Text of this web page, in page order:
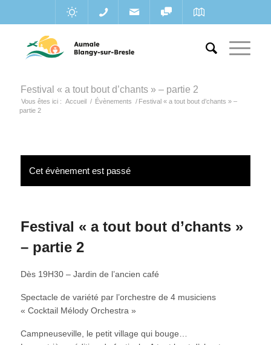
Festival « a tout bout d’chants » – partie 2
Vous êtes ici : Accueil / Évènements / Festival « a tout bout d’chants » –
partie 2
Cet évènement est passé
Festival « a tout bout d’chants »
– partie 2
Dès 19H30 – Jardin de l’ancien café
Spectacle de variété par l’orchestre de 4 musiciens
« Cocktail Mélody Orchestra »
Campneuseville, le petit village qui bouge…